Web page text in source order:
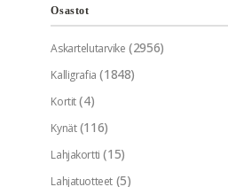
Osastot
Askartelutarvike (2956)
Kalligrafia (1848)
Kortit (4)
Kynät (116)
Lahjakortti (15)
Lahjatuotteet (5)